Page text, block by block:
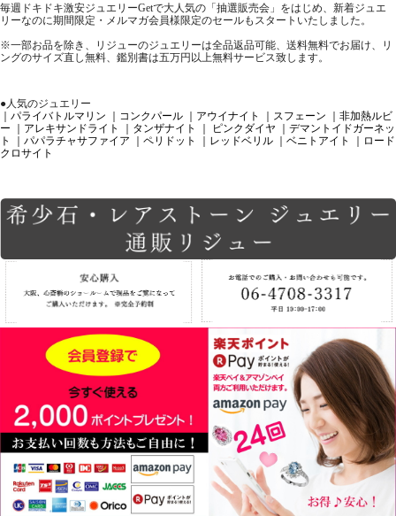
毎週ドキドキ激安ジュエリーGetで大人気の「抽選販売会」をはじめ、新着ジュエ
リーなのに期間限定・メルマガ会員様限定のセールもスタートいたしました。
※一部お品を除き、リジューのジュエリーは全品返品可能、送料無料でお届け、リ
ングのサイズ直し無料、鑑別書は五万円以上無料サービス致します。
●人気のジュエリー
｜パライバトルマリン
｜コンクパール ｜アウイナイト ｜スフェーン
｜非加熱ルビ
ー
｜アレキサンドライト ｜タンザナイト ｜ ピンクダイヤ
｜デマントイドガーネッ
ト
｜パパラチャサファイア ｜ペリドット ｜レッドベリル ｜ベニトアイト
｜ロード
クロサイト